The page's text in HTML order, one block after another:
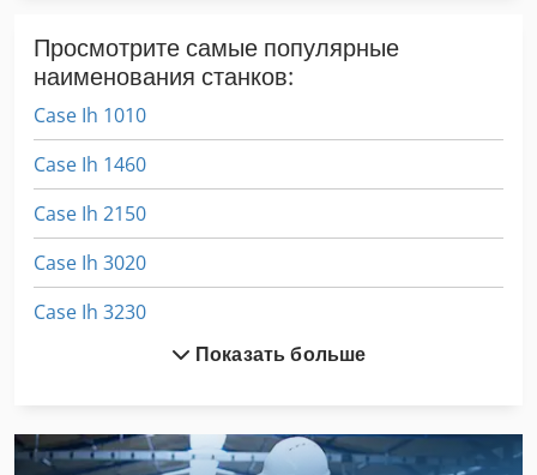
Просмотрите самые популярные
наименования станков:
Case Ih 1010
Case Ih 1460
Case Ih 2150
Case Ih 3020
Case Ih 3230
Case Ih 4420
Показать больше